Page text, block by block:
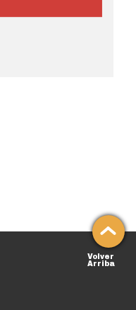
Volver
Arriba